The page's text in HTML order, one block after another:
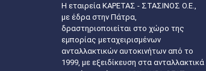
Η εταιρεία ΚΑΡΕΤΑΣ - ΣΤΑΣΙΝΟΣ Ο.Ε.,
με έδρα στην Πάτρα,
δραστηριοποιείται στο χώρο της
εμπορίας μεταχειρισμένων
ανταλλακτικών αυτοκινήτων από το
1999, με εξειδίκευση στα ανταλλακτικά